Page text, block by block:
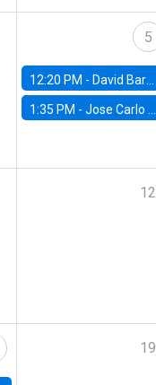
5
12:20 PM - David Bardey, Universidad de los Andes - CEDE
1:35 PM -Jose Carlo Bermudez, UC (ME) & World Bank
12
19